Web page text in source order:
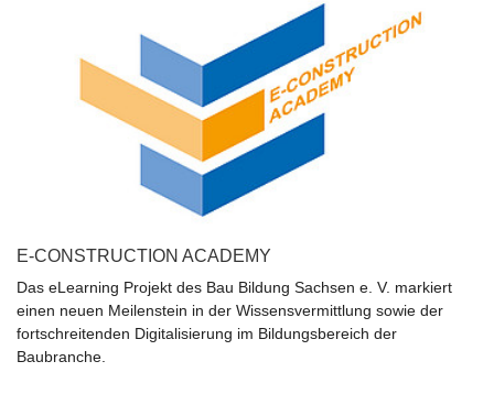
E-CONSTRUCTION ACADEMY
Das eLearning Projekt des Bau Bildung Sachsen e. V. markiert
einen neuen Meilenstein in der Wissensvermittlung sowie der
fortschreitenden Digitalisierung im Bildungsbereich der
Baubranche.